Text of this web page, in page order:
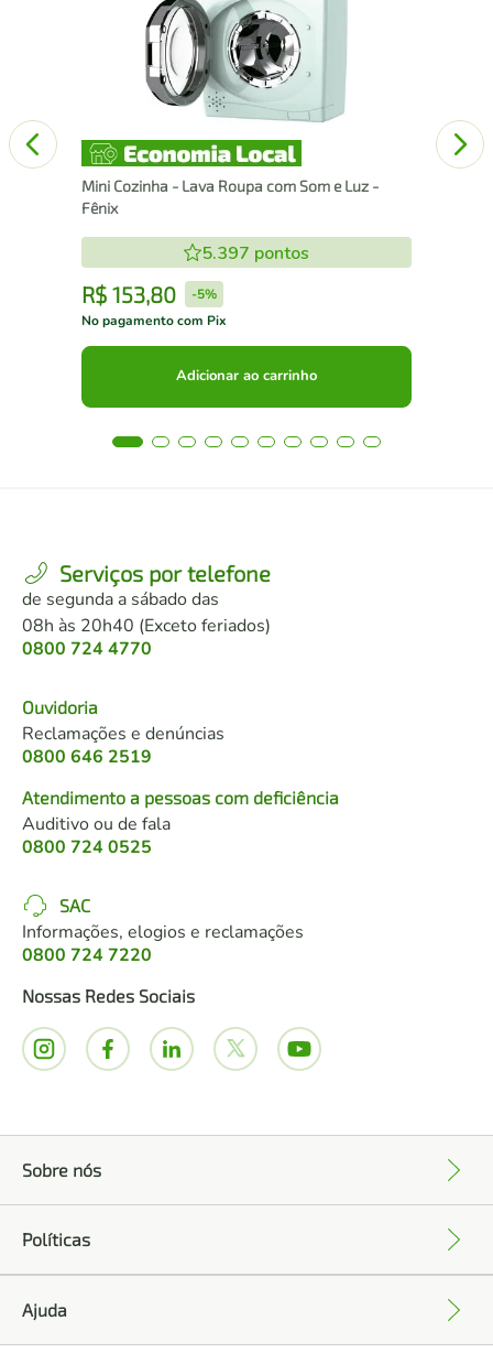
Mini Cozinha - Lava Roupa com Som e Luz -
Fênix
5.397 pontos
R$ 153,80 -5%
No pagamento com Pix
Adicionar ao carrinho
Serviços por telefone
de segunda a sábado das
08h às 20h40 (Exceto feriados)
0800 724 4770
Ouvidoria
Reclamações e denúncias
0800 646 2519
Atendimento a pessoas com deficiência
Auditivo ou de fala
0800 724 0525
SAC
Informações, elogios e reclamações
0800 724 7220
Nossas Redes Sociais
Sobre nós
Políticas
Ajuda